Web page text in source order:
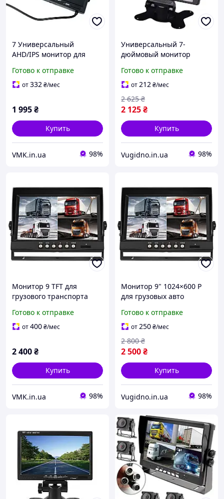
7 Универсальный
AHD/IPS монитор для
спецтехники
Готово к отправке
от332₴/мес
1 995₴
Купить
VMK.in.ua 98%
Универсальный 7-
дюймовый монитор
прикуривателя для
легковых и грузовых авто
Готово к отправке
от212₴/мес
2 125₴
2 625 ₴
Купить
Vugidno.in.ua 98%
Монитор 9 TFT для
грузового транспорта
Готово к отправке
от400₴/мес
2 400₴
Купить
VMK.in.ua 98%
Монитор 9" 1024×600 Р
для грузовых авто
Готово к отправке
от250₴/мес
2 500₴
2 800 ₴
Купить
Vugidno.in.ua 98%